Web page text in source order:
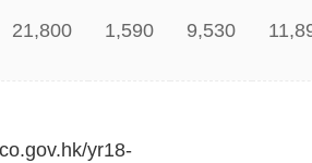
21,800 1,590 9,530
yr18-